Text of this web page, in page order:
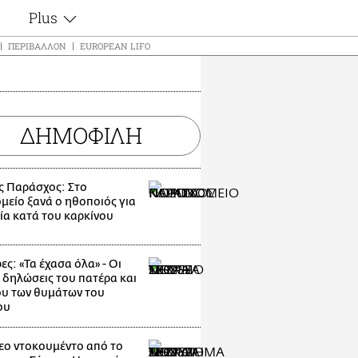
Plus
Θέματα
Ζώδια
Εξομολογήσεις
Blogs
Οι Αθηναίοι
Απώλειες
ΠΕΡΙΒΆΛΛΟΝ EUROPEAN LIFO
ΔΗΜΟΦΙΛΗ
Παράσχος: Στο
ξανά ο ηθοποιός για
κατά του καρκίνου
«Τα έχασα όλα» - Οι
του πατέρα και
των θυμάτων του
ντοκουμέντο από το